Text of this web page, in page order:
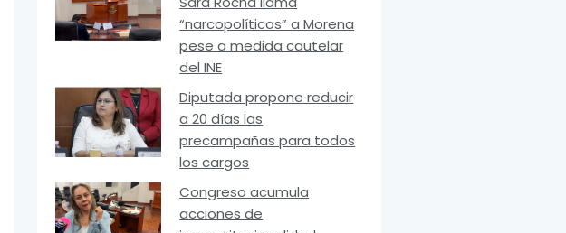
“narcopolíticos” a Morena
pese a medida cautelar
del INE
Diputada propone reducir
a 20 días las
precampañas para todos
los cargos
Congreso acumula
acciones de